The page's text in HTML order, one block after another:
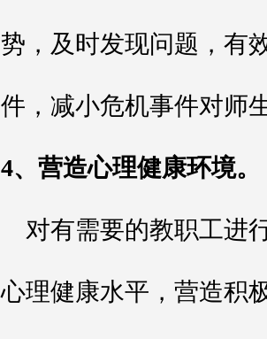
势，及时发现问题，有
件，减小危机事件对师
4、营造心理健康环境。
对有需要的教职工进
心理健康水平，营造积